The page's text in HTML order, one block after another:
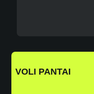
VOLI PANTAI